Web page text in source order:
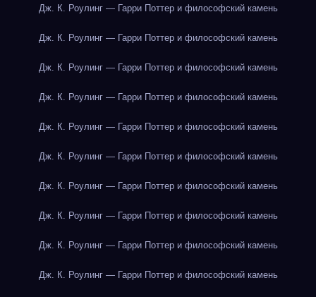
Дж. К. Роулинг — Гарри Поттер и философский камень
Дж. К. Роулинг — Гарри Поттер и философский камень
Дж. К. Роулинг — Гарри Поттер и философский камень
Дж. К. Роулинг — Гарри Поттер и философский камень
Дж. К. Роулинг — Гарри Поттер и философский камень
Дж. К. Роулинг — Гарри Поттер и философский камень
Дж. К. Роулинг — Гарри Поттер и философский камень
Дж. К. Роулинг — Гарри Поттер и философский камень
Дж. К. Роулинг — Гарри Поттер и философский камень
Дж. К. Роулинг — Гарри Поттер и философский камень